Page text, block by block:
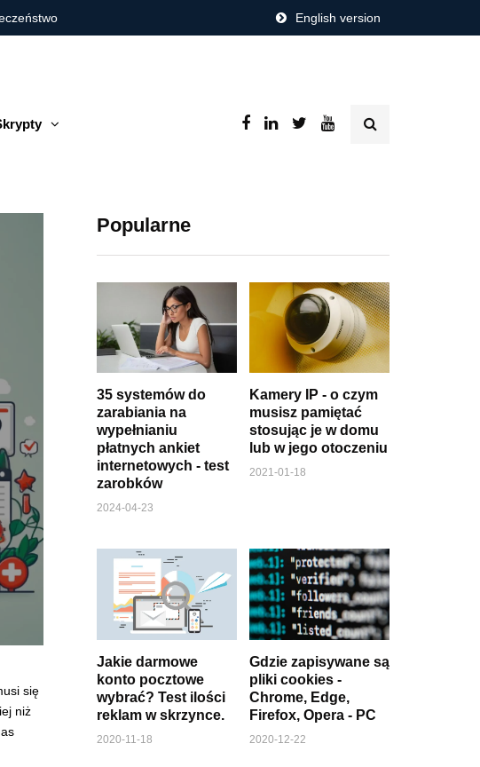
English version
się
niż
Popularne
35 systemów do
zarabiania na
wypełnianiu
płatnych ankiet
internetowych - test
zarobków
2024-04-23
Kamery IP - o czym
musisz pamiętać
stosując je w domu
lub w jego otoczeniu
2021-01-18
Jakie darmowe
konto pocztowe
wybrać? Test ilości
reklam w skrzynce.
2020-11-18
Gdzie zapisywane są
pliki cookies -
Chrome, Edge,
Firefox, Opera - PC
2020-12-22